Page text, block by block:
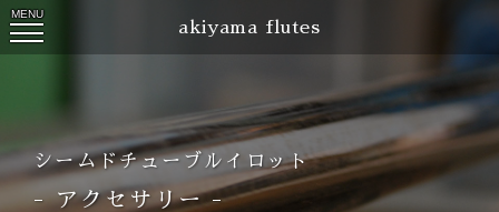
akiyama flutes
シームドチューブルイロット
- アクセサリー -